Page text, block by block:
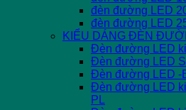
đèn đường LED
đèn đường LED
KIỂU DÁNG ĐÈN
Đèn đường LED
Đèn đường LED
Đèn đường LED -
Đèn đường LED
PL